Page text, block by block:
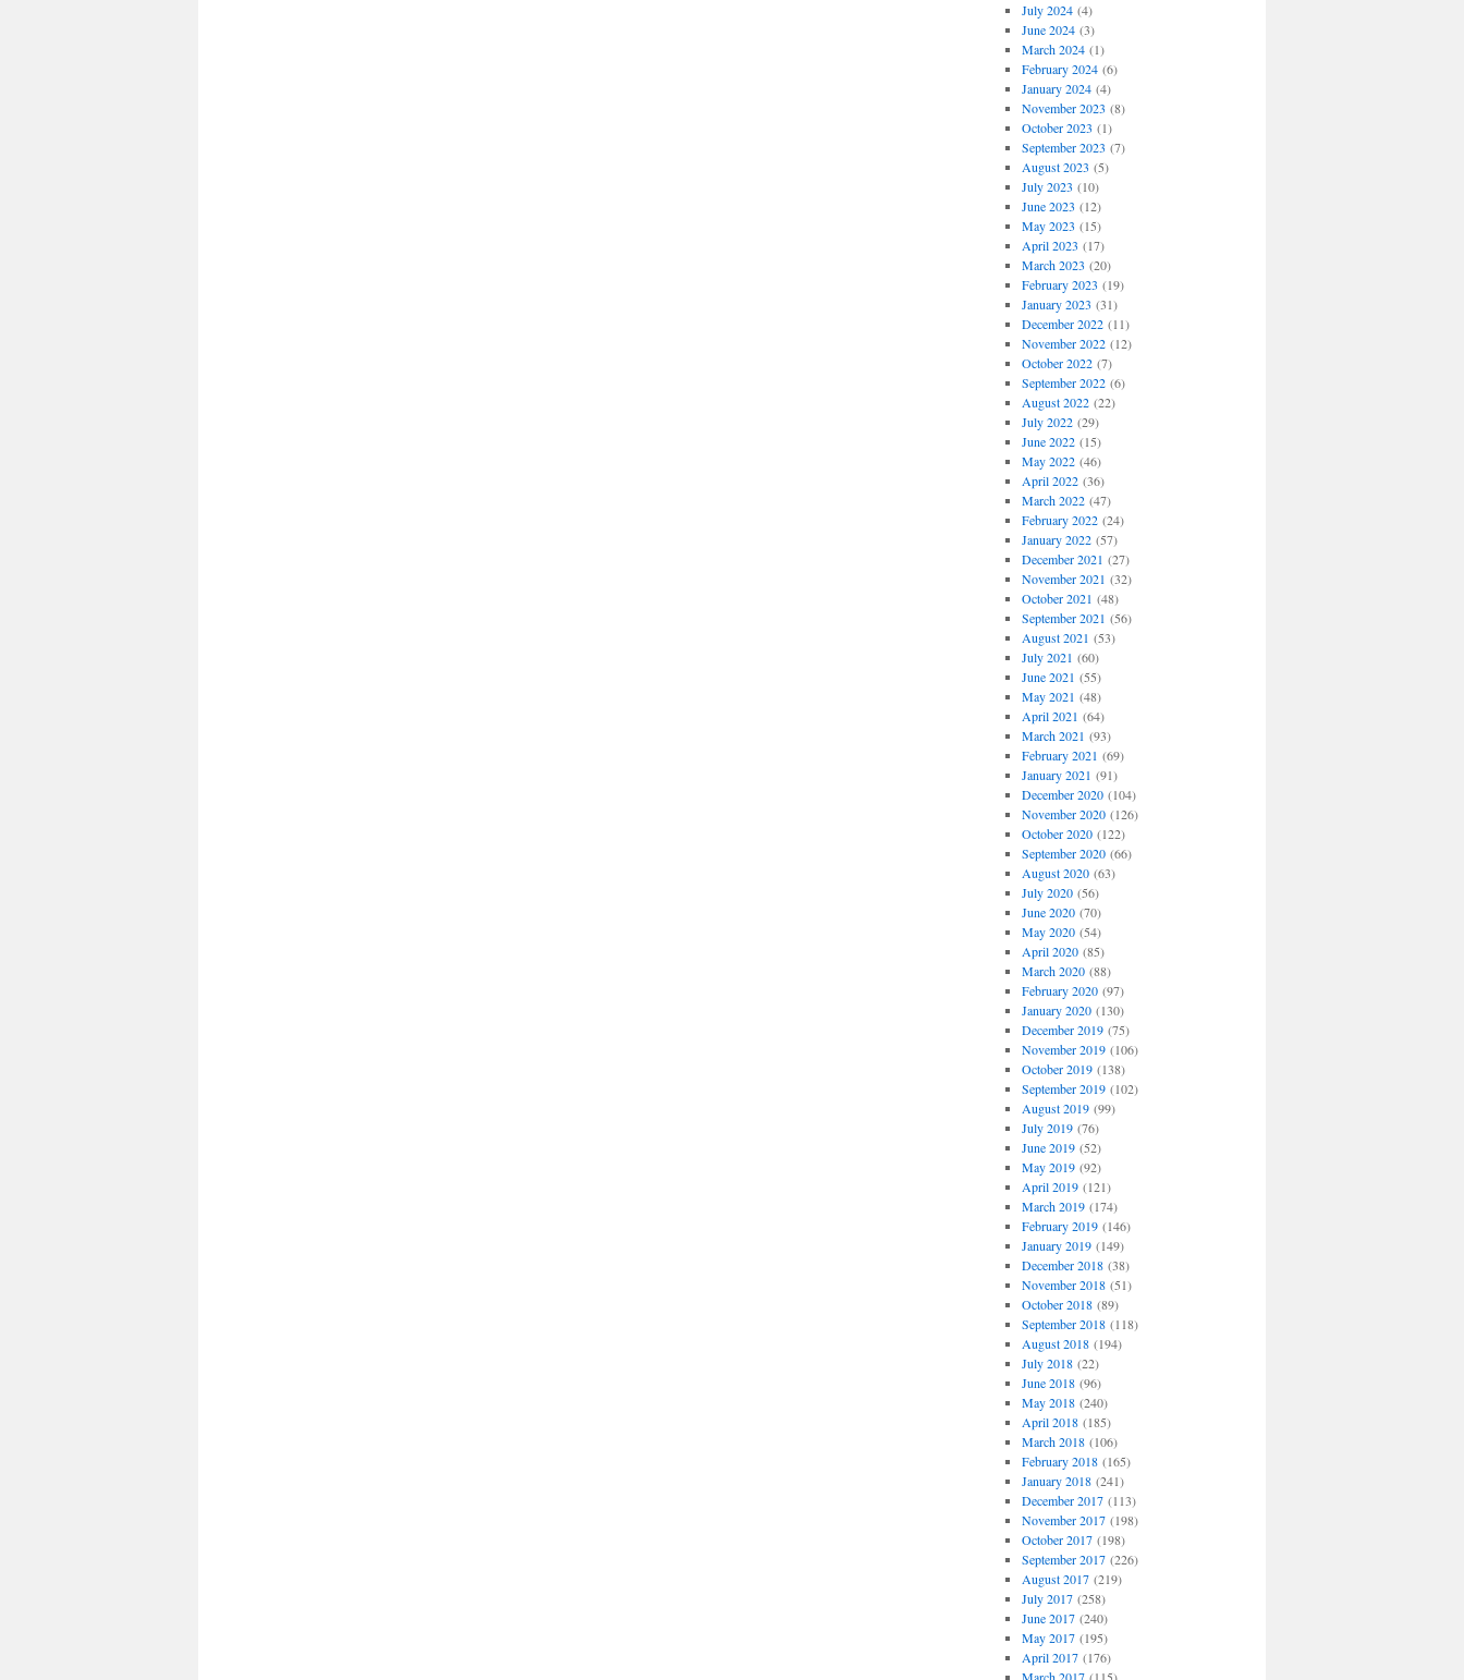
July 2024(4)
June 2024(3)
March 2024(1)
February 2024(6)
January 2024(4)
November 2023 (8)
October 2023 (1)
September 2023 (7)
August 2023 (5)
July 2023 (10)
June 2023 (12)
May 2023 (15)
April 2023 (17)
March 2023 (20)
February 2023 (19)
January 2023 (31)
December 2022(11)
November 2022(12)
October 2022(7)
September 2022(6)
August 2022(22)
July 2022(29)
June 2022(15)
May 2022(46)
April 2022(36)
March 2022(47)
February 2022(24)
January 2022(57)
December 2021 (27)
November 2021 (32)
October 2021 (48)
September 2021 (56)
August 2021 (53)
July 2021 (60)
June 2021 (55)
May 2021 (48)
April 2021 (64)
March 2021 (93)
February 2021 (69)
January 2021 (91)
December 2020(104)
November 2020(126)
October 2020(122)
September 2020(66)
August 2020(63)
July 2020(56)
June 2020(70)
May 2020(54)
April 2020(85)
March 2020(88)
February 2020(97)
January 2020(130)
December 2019(75)
November 2019(106)
October 2019(138)
September 2019(102)
August 2019(99)
July 2019(76)
June 2019(52)
May 2019(92)
April 2019(121)
March 2019(174)
February 2019(146)
January 2019(149)
December 2018(38)
November 2018(51)
October 2018(89)
September 2018(118)
August 2018(194)
July 2018(22)
June 2018(96)
May 2018(240)
April 2018(185)
March 2018(106)
February 2018(165)
January 2018(241)
December 2017(113)
November 2017(198)
October 2017(198)
September 2017(226)
August 2017(219)
July 2017(258)
June 2017(240)
May 2017(195)
April 2017(176)